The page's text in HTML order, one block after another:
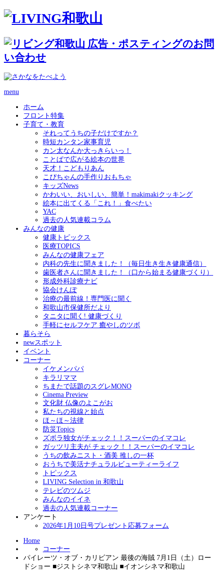
menu
ホーム
フロント特集
子育て・教育
それってうちの子だけですか？
時短カンタン家事育児
カン太なんか大っきらいっ！
ことばで広がる絵本の世界
天才！こどもりあん
こぴちゃんの手作りおもちゃ
キッズNews
かわいい、おいしい、簡単！makimakiクッキング
絵本に出てくる「これ！」食べたい
YAC
過去の人気連載コラム
みんなの健康
健康トピックス
医療TOPICS
みんなの健康フェア
内科の先生に聞きました！（毎日生き生き健康通信）
歯医者さんに聞きました！（口から始まる健康づくり）
形成外科診療ナビ
協会けんぽ
治療の最前線！専門医に聞く
和歌山市保健所だより
タニタに聞く! 健康づくり
手軽にセルフケア 癒やしのツボ
暮らそら
newスポット
イベント
コーナー
イケメンパパ
キラリママ
ちまたで話題のスグレMONO
Cinema Preview
文化財 仏像のよこがお
私たちの視線と始点
ほ～ほ～法律
防災Topics
ズボラ独女がチェック！！スーパーのイマコレ
ガッツリ主夫が チェック！！スーパーのイマコレ
うちの飲みニスト・酒美 推しの一杯
おうちで美活ナチュラルビューティーライフ
トピックス
LIVING Selection in 和歌山
テレビのツムジ
みんなのイイネ
過去の人気連載コーナー
アンケート
2026年1月10日号プレゼント応募フォーム
Home
コーナー
パイレーツ・オブ・カリビアン 最後の海賊 7月1日（土）ロー
ドショー ■ジストシネマ和歌山 ■イオンシネマ和歌山